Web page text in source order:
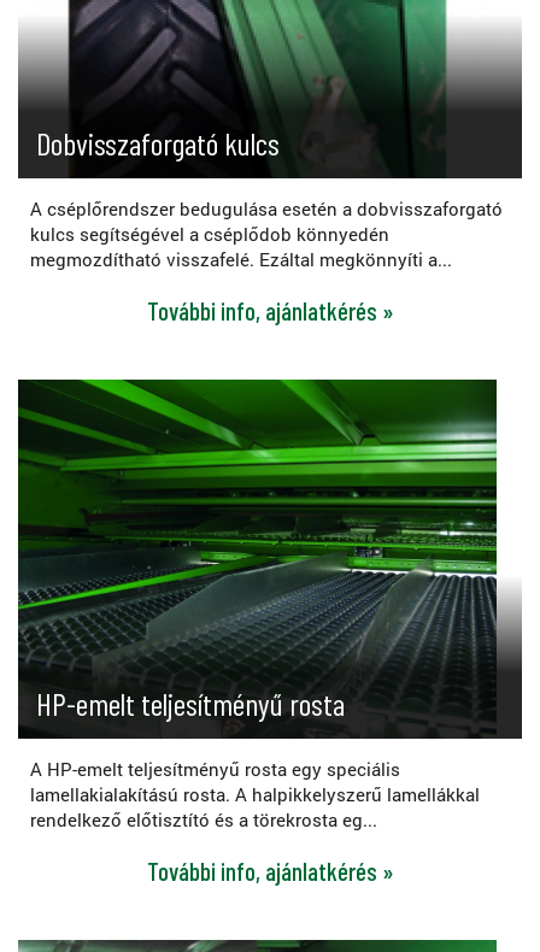
Dobvisszaforgató kulcs
A cséplőrendszer bedugulása esetén a dobvisszaforgató
kulcs segítségével a cséplődob könnyedén
megmozdítható visszafelé. Ezáltal megkönnyíti a...
További info, ajánlatkérés »
HP-emelt teljesítményű rosta
A HP-emelt teljesítményű rosta egy speciális
lamellakialakítású rosta. A halpikkelyszerű lamellákkal
rendelkező előtisztító és a törekrosta eg...
További info, ajánlatkérés »